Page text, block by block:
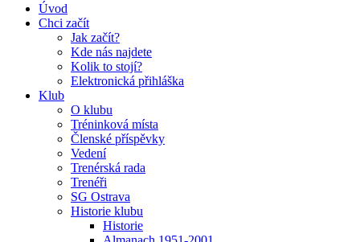
Úvod
Chci začít
Jak začít?
Kde nás najdete
Kolik to stojí?
Elektronická přihláška
Klub
O klubu
Tréninková místa
Členské příspěvky
Vedení
Trenérská rada
Trenéři
SG Ostrava
Historie klubu
Historie